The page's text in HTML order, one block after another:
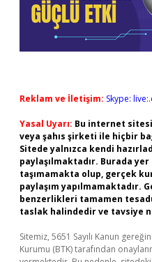
Reklam ve İletişim: Skype:
Yasal Uyarı: Bu internet
veya şahıs şirketi ile hiçbir
Sitede yalnızca kendi
paylaşılmaktadır. Burada
taşımamakta olup, gerçek
paylaşım yapılmamaktadır.
benzerlikleri tamamen
taslak halindedir ve tavsiye
Sitemiz, 5651 Sayılı Kanun
Kurumu (BTK) tarafından